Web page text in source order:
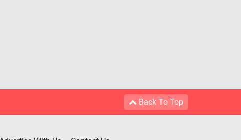
Back To Top